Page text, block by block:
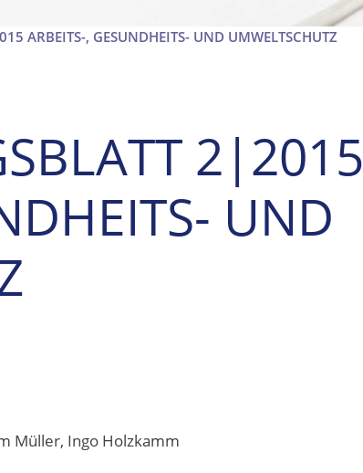
ARBEITS-, GESUNDHEITS- UND UMWELTSCHUTZ
2|2015
UND
Müller, Ingo Holzkamm